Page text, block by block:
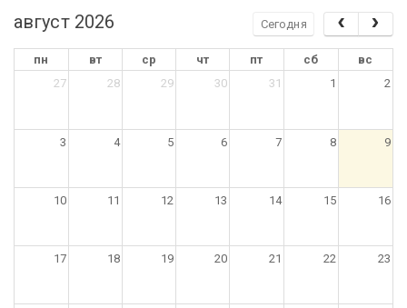
август 2026 Сегодня
пн вт ср чт пт сб
вс
27
28 29 30 31 1 2
3 4 5 6 7 8 9
10 11 12 13 14 15 16
17 18 19 20 21 22 23